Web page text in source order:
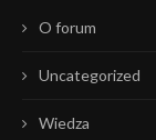
O forum
Uncategorized
Wiedza